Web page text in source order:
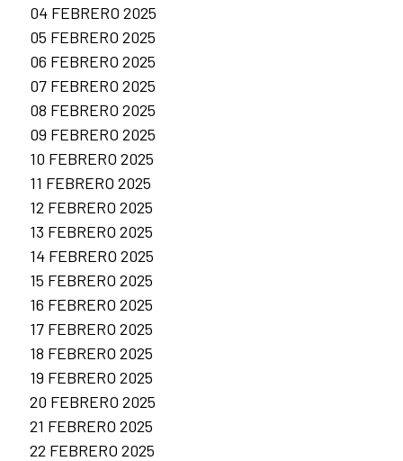
04 FEBRERO 2025
05 FEBRERO 2025
06 FEBRERO 2025
07 FEBRERO 2025
08 FEBRERO 2025
09 FEBRERO 2025
10 FEBRERO 2025
11 FEBRERO 2025
12 FEBRERO 2025
13 FEBRERO 2025
14 FEBRERO 2025
15 FEBRERO 2025
16 FEBRERO 2025
17 FEBRERO 2025
18 FEBRERO 2025
19 FEBRERO 2025
20 FEBRERO 2025
21 FEBRERO 2025
22 FEBRERO 2025